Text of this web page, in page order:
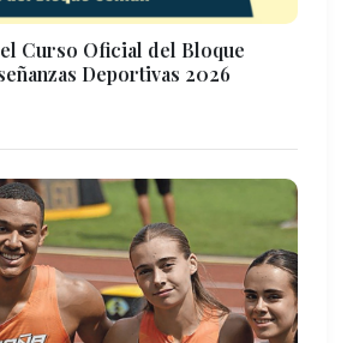
Curso Oficial del Bloque
Deportivas 2026